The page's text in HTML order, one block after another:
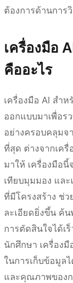
ต้องการด้านการ
เครื่องมือ
คืออะไร
เครื่องมือ AI สำ
ออกแบบมาเพื่อร
อย่างครอบคลุมจ
ที่สุด ต่างจากเค
มาให้ เครื่องมือนี้
เทียบมุมมอง และ
ที่มีโครงสร้าง ช่
ละเอียดยิ่งขึ้น ค้น
การตัดสินใจได้เ
นักศึกษา เครื่องมื
ในการเก็บข้อมูล
และคุณภาพของก